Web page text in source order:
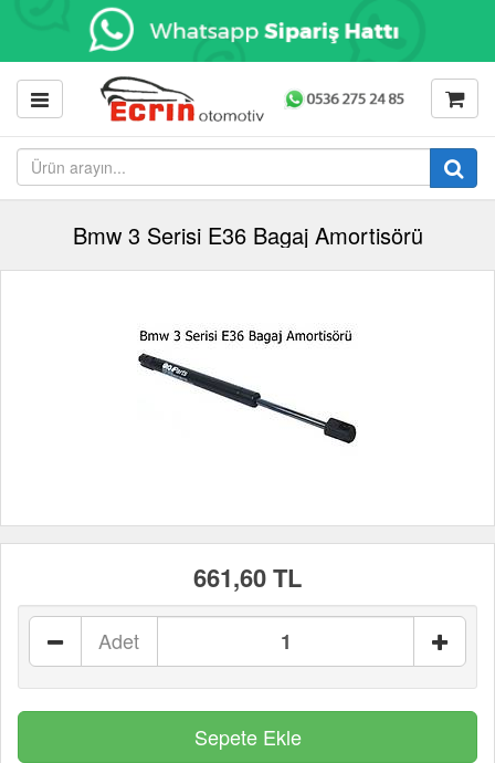
Bmw 3 Serisi E36 Bagaj Amortisörü
661,60 TL
Adet